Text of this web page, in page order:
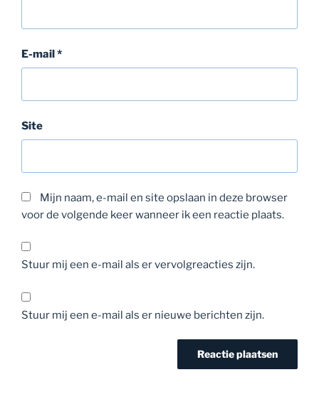
E-mail*
Site
Mijn naam, e-mail en site opslaan in deze browser
voor de volgende keer wanneer ik een reactie plaats.
Stuur mij een e-mail als er vervolgreacties zijn.
Stuur mij een e-mail als er nieuwe berichten zijn.